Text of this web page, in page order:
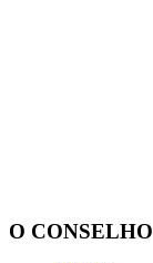
O CONSELHO